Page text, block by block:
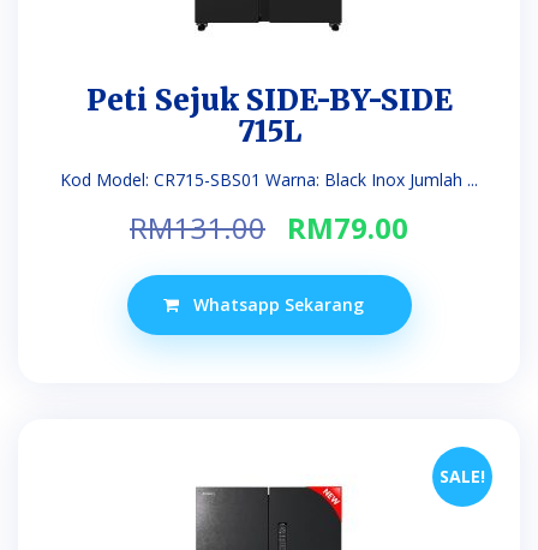
Peti Sejuk SIDE-BY-SIDE
715L
Kod Model: CR715-SBS01 Warna: Black Inox Jumlah ...
RM131.00 Original
was:
RM131.00.
RM79.00
is:
RM79.00.
Whatsapp Sekarang
SALE!